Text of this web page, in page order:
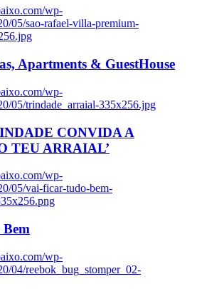
wp-
05/sao-rafael-villa-premium-
Apartments & GuestHouse
wp-
05/trindade_arraial-335x256.jpg
CONVIDA A
TEU ARRAIAL’
wp-
05/vai-ficar-tudo-bem-
wp-
04/reebok_bug_stomper_02-